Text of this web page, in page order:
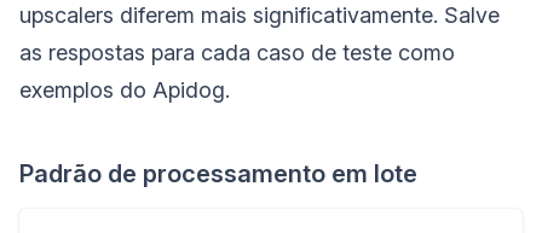
upscalers diferem mais significativamente. Salve
as respostas para cada caso de teste como
exemplos do Apidog.
Padrão de processamento em lote